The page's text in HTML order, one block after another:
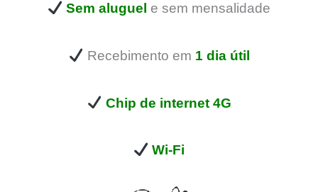
Sem aluguel e sem mensalidade
Recebimento em 1 dia útil
Chip de internet 4G
Wi-Fi